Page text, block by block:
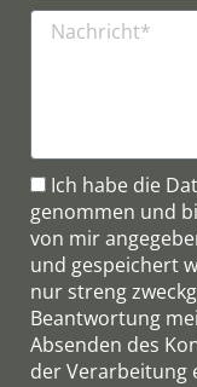
Ich habe die
genommen und
von mir
und gespeichert
nur streng
Beantwortung
Absenden des
der Verarbeitung